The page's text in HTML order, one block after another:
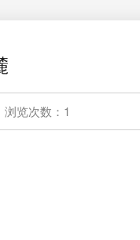
浏览次数：1